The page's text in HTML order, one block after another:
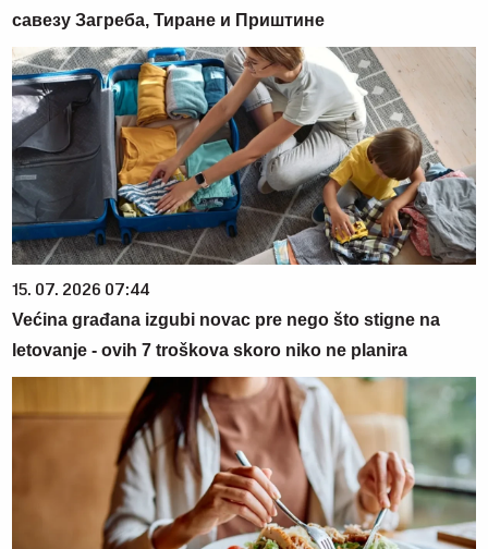
савезу Загреба, Тиране и Приштине
15. 07. 2026 07:44
Većina građana izgubi novac pre nego što stigne na
letovanje - ovih 7 troškova skoro niko ne planira